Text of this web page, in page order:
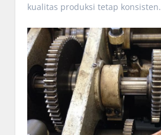
kualitas produksi tetap konsisten.